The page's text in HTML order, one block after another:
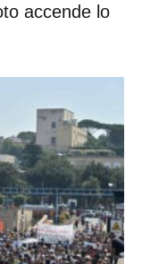
accende lo